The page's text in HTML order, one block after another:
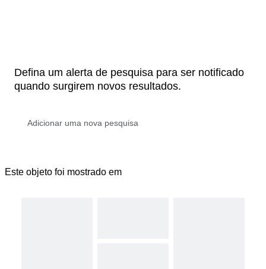
Defina um alerta de pesquisa para ser notificado
quando surgirem novos resultados.
Este objeto foi mostrado em